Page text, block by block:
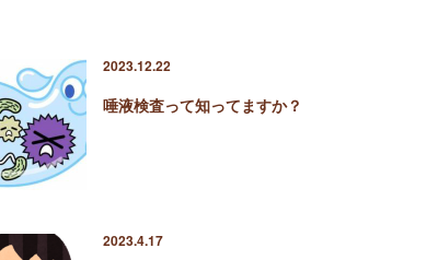
2023.12.22
唾液検査って知ってますか？
2023.4.17